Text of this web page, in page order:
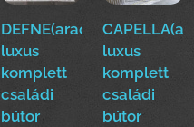
DEFNE(arac)
luxus
komplett
családi
bútor
luxus
komplett
családi
bútor